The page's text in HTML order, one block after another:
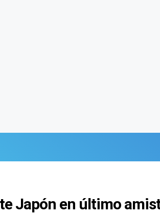
Japón en último